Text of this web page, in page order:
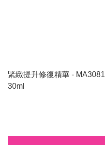
緊緻提升修復精華 - MA3081
30ml